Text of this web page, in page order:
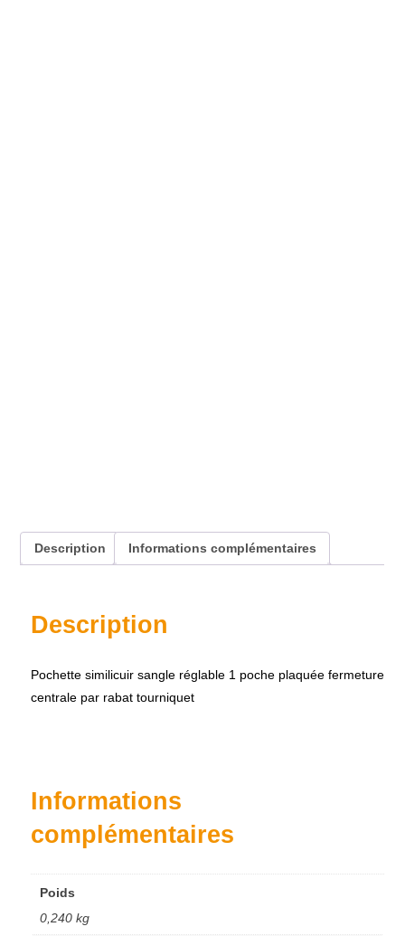
Contact
Description Informations complémentaires
Description
Pochette similicuir sangle réglable 1 poche plaquée fermeture
centrale par rabat tourniquet
Informations
complémentaires
Poids
0,240 kg